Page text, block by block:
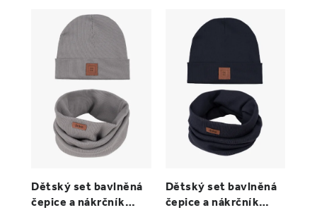
Dětský set bavlněná
čepice a nákrčník
Dětský set bavlněná
čepice a nákrčník